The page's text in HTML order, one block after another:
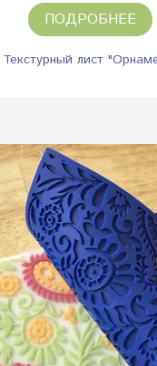
ПОДРОБНЕЕ
Текстурный лист